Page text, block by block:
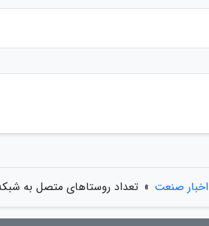
اخبار صنعت » تعداد روستاهای متصل به شبکه گاز به 35 هزار